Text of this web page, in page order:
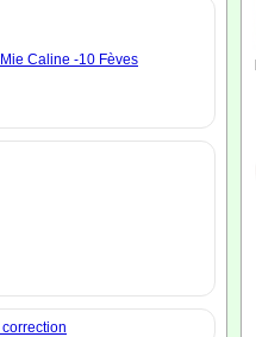
Caline -10 Fèves